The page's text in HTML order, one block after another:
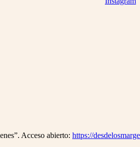
Acceso abierto: https://